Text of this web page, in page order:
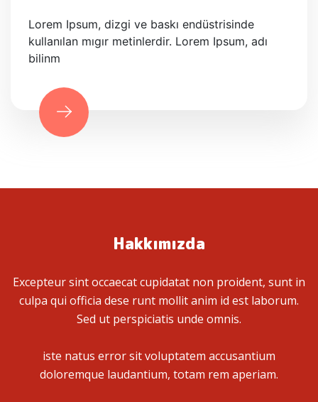
Lorem Ipsum, dizgi ve baskı endüstrisinde
kullanılan mıgır metinlerdir. Lorem Ipsum, adı
bilinm
Hakkımızda
Excepteur sint occaecat cupidatat non proident, sunt in
culpa qui officia dese runt mollit anim id est laborum.
Sed ut perspiciatis unde omnis.
iste natus error sit voluptatem accusantium
doloremque laudantium, totam rem aperiam.